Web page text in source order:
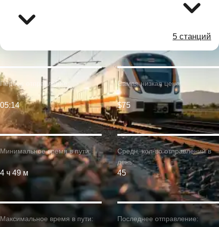
5 станций
Минимальное время в пути:
4 ч 49 м
Первое отправление:
05:14
Максимальное время в пути:
Самая низкая цена:
$75
Средн. кол-во отправлений в
день:
45
Последнее отправление: